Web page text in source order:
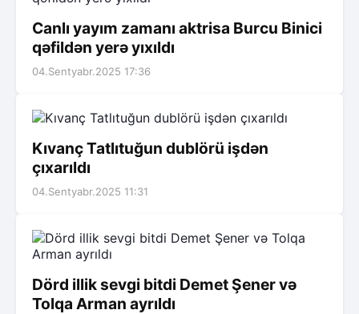
Canlı yayım zamanı aktrisa Burcu Binici
qəfildən yerə yıxıldı
04.Sentyabr.2025 17:36
Kıvanç Tatlıtuğun dublörü işdən
çıxarıldı
04.Sentyabr.2025 11:31
Dörd illik sevgi bitdi Demet Şener və
Tolqa Arman ayrıldı